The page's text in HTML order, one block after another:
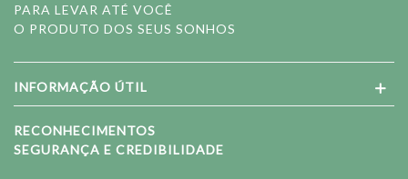
PARA LEVAR ATÉ VOCÊ
O PRODUTO DOS SEUS SONHOS
INFORMAÇÃO ÚTIL
RECONHECIMENTOS
SEGURANÇA E CREDIBILIDADE